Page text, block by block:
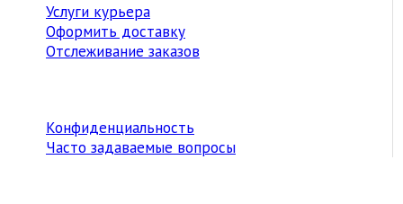
Услуги курьера
Оформить доставку
Отслеживание заказов
Конфиденциальность
Часто задаваемые вопросы